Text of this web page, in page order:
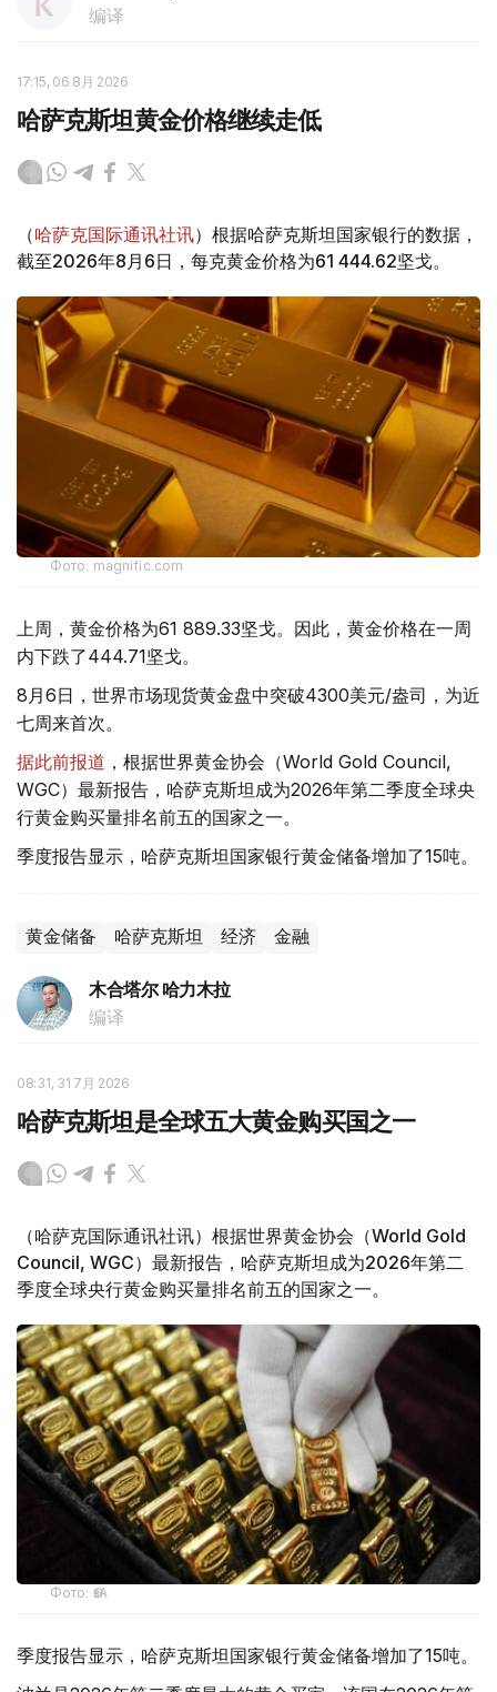
编译
17:15, 06 8月 2026
哈萨克斯坦黄金价格继续走低
（哈萨克国际通讯社讯）根据哈萨克斯坦国家银行的数据，
截至2026年8月6日，每克黄金价格为61 444.62坚戈。
Фото: magnific.com
上周，黄金价格为61 889.33坚戈。因此，黄金价格在一周
内下跌了444.71坚戈。
8月6日，世界市场现货黄金盘中突破4300美元/盎司，为近
七周来首次。
据此前报道 ，根据世界黄金协会（World Gold Council,
WGC）最新报告，哈萨克斯坦成为2026年第二季度全球央
行黄金购买量排名前五的国家之一。
季度报告显示，哈萨克斯坦国家银行黄金储备增加了15吨。
黄金储备 哈萨克斯坦 经济 金融
木合塔尔 哈力木拉
编译
08:31, 31 7月 2026
哈萨克斯坦是全球五大黄金购买国之一
（哈萨克国际通讯社讯）根据世界黄金协会（World Gold
Council, WGC）最新报告，哈萨克斯坦成为2026年第二
季度全球央行黄金购买量排名前五的国家之一。
Фото: ӨзА
季度报告显示，哈萨克斯坦国家银行黄金储备增加了15吨。